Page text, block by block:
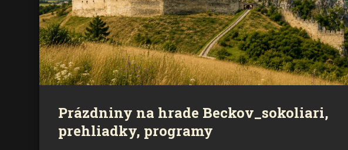
Prázdniny na hrade Beckov_sokoliari,
prehliadky, programy